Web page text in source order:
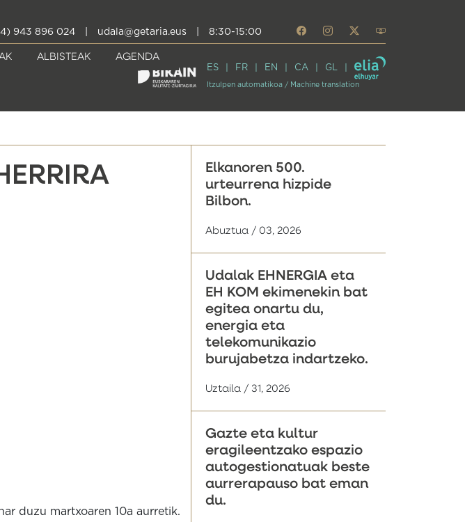
943 896 024 udala@getaria.eus 8:30-15:00
ALBISTEAK AGENDA
ES FR EN CA GL
Itzulpen automatikoa / Machine translation
duzu martxoaren 10a aurretik.
Elkanoren 500.
urteurrena hizpide
Bilbon.
Abuztua / 03, 2026
Udalak EHNERGIA eta
EH KOM ekimenekin bat
egitea onartu du,
energia eta
telekomunikazio
burujabetza indartzeko.
Uztaila / 31, 2026
Gazte eta kultur
eragileentzako espazio
autogestionatuak beste
aurrerapauso bat eman
du.